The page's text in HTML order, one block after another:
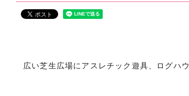
広い芝生広場にアスレチック遊具、ログハ